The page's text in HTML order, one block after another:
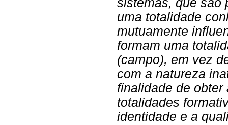
uma totalidade
mutuamente
formam uma
(campo), em vez
com a natureza
finalidade de
totalidades
identidade e a